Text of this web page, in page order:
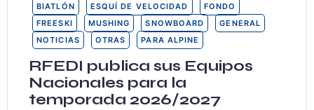
BIATLÓN
ESQUÍ DE VELOCIDAD
FONDO
FREESKI
MUSHING SNOWBOARD
GENERAL
NOTICIAS
OTRAS PARA ALPINE
RFEDI publica sus Equipos
Nacionales para la
temporada 2026/2027